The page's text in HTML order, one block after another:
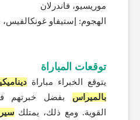
موريسيو، فاندرلان
الهجوم: إستيفاو غونكالفيس،
توقعات المباراة
يتوقع الخبراء مباراة
بالميراس بفضل خبرتهم
القوية. ومع ذلك، يمتلك